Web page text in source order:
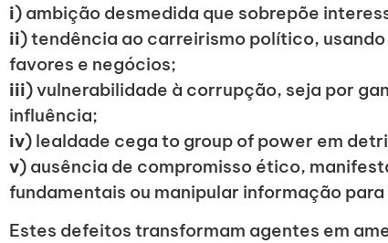
i) ambição desmedida que sobrepõe
ii) tendência ao carreirismo político,
favores e negócios;
iii) vulnerabilidade à corrupção, seja por
influência;
iv) lealdade cega to group of power em
v) ausência de compromisso ético,
fundamentais ou manipular informação
Estes defeitos transformam agentes em